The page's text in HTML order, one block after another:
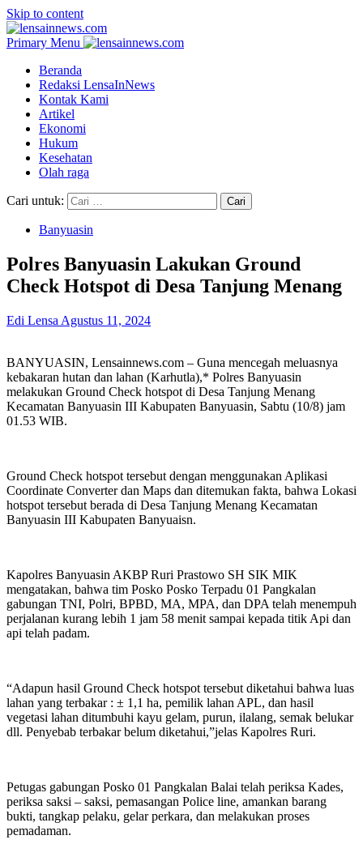
Skip to content
Primary Menu
Beranda
Redaksi LensaInNews
Kontak Kami
Artikel
Ekonomi
Hukum
Kesehatan
Olah raga
Cari untuk:
Banyuasin
Polres Banyuasin Lakukan Ground
Check Hotspot di Desa Tanjung Menang
Edi Lensa Agustus 11, 2024
BANYUASIN, Lensainnews.com – Guna mencegah meluasnya
kebakaran hutan dan lahan (Karhutla),* Polres Banyuasin
melakukan Ground Check hotspot di Desa Tanjung Menang
Kecamatan Banyuasin III Kabupaten Banyuasin, Sabtu (10/8) jam
01.53 WIB.
Ground Check hotspot tersebut dengan menggunakan Aplikasi
Coordinate Converter dan Maps dan ditemukan fakta, bahwa Lokasi
hotspot tersebut berada di Desa Tanjung Menang Kecamatan
Banyuasin III Kabupaten Banyuaisn.
Kapolres Banyuasin AKBP Ruri Prastowo SH SIK MIK
mengatakan, bahwa tim Posko Posko Terpadu 01 Pangkalan
gabungan TNI, Polri, BPBD, MA, MPA, dan DPA telah menempuh
perjalanan kurang lebih 1 jam 58 menit sampai kepada titik Api dan
api telah padam.
“Adapun hasil Ground Check hotspot tersebut diketahui bahwa luas
lahan yang terbakar : ± 1,1 ha, pemilik lahan APL, dan hasil
vegetasi lahan ditumbuhi kayu gelam, purun, ilalang, semak belukar
dll. Penyebab terbakar belum diketahui,”jelas Kapolres Ruri.
Petugas gabungan Posko 01 Pangkalan Balai telah periksa Kades,
periksa saksi – saksi, pemasangan Police line, amankan barang
bukti, tangkap pelaku, gelar perkara, dan melakukan proses
pemadaman.